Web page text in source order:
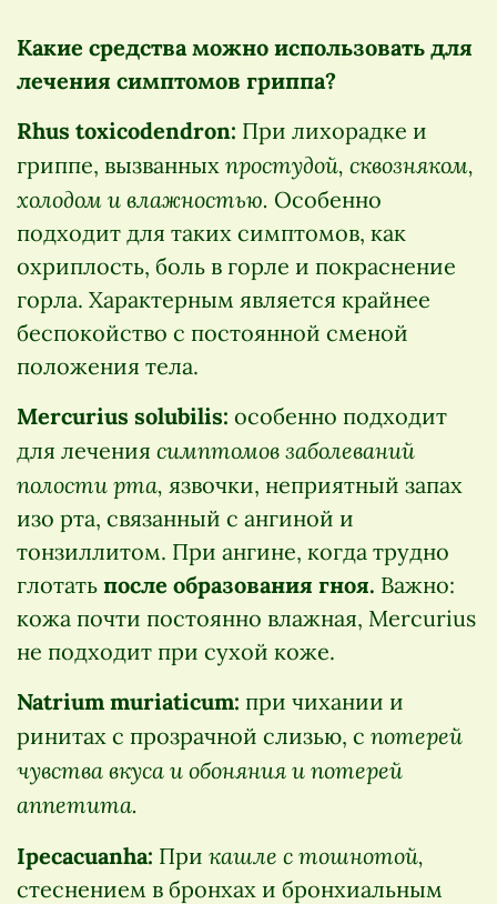
Какие средства можно использовать для
лечения симптомов гриппа?
Rhus toxicodendron: При лихорадке и
гриппе, вызванных простудой, сквозняком,
холодом и влажностью. Особенно
подходит для таких симптомов, как
охриплость, боль в горле и покраснение
горла. Характерным является крайнее
беспокойство с постоянной сменой
положения тела.
Mercurius solubilis: особенно подходит
для лечения симптомов заболеваний
полости рта, язвочки, неприятный запах
изо рта, связанный с ангиной и
тонзиллитом. При ангине, когда трудно
глотать после образования гноя. Важно:
кожа почти постоянно влажная, Mercurius
не подходит при сухой коже.
Natrium muriaticum: при чихании и
ринитах с прозрачной слизью, с потерей
чувства вкуса и обоняния и потерей
аппетита.
Ipecacuanha: При кашле с тошнотой,
стеснением в бронхах и бронхиальным